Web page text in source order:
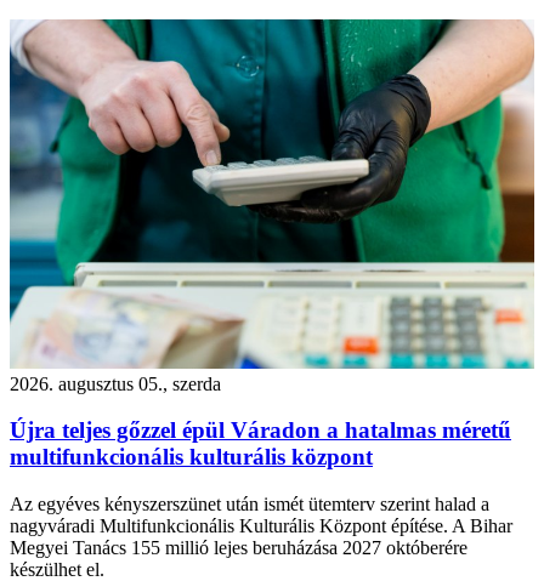
2026. augusztus 05., szerda
Újra teljes gőzzel épül Váradon a hatalmas méretű
multifunkcionális kulturális központ
Az egyéves kényszerszünet után ismét ütemterv szerint halad a
nagyváradi Multifunkcionális Kulturális Központ építése. A Bihar
Megyei Tanács 155 millió lejes beruházása 2027 októberére
készülhet el.